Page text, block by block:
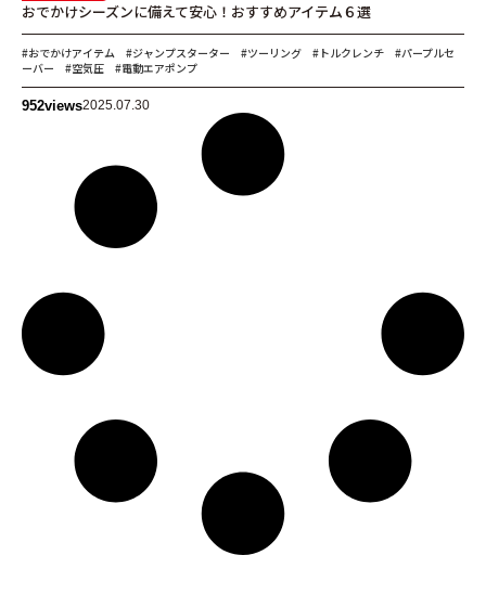
おでかけシーズンに備えて安心！おすすめアイテム６選
#おでかけアイテム #ジャンプスターター #ツーリング #トルクレンチ
#パープルセ
ーバー
#空気圧 #電動エアポンプ
952views2025.07.30